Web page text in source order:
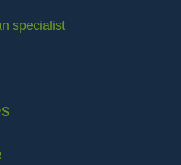
specialist